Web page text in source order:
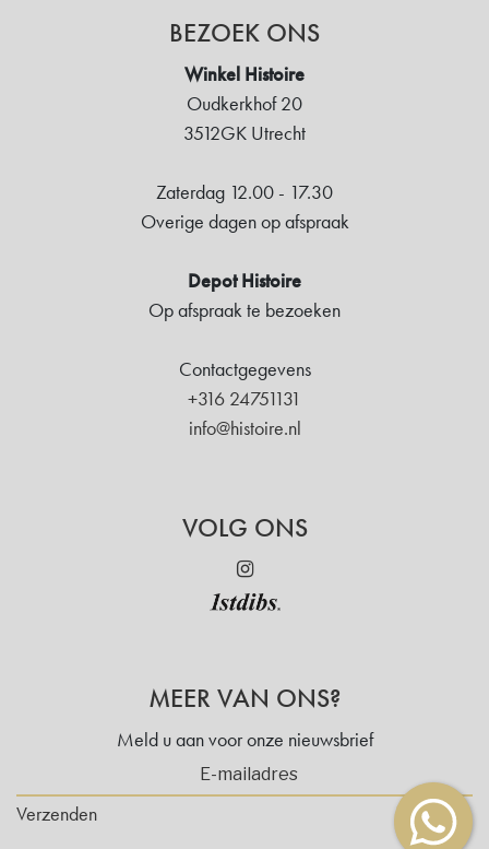
BEZOEK ONS
Winkel Histoire
Oudkerkhof 20
3512GK Utrecht
Zaterdag 12.00 - 17.30
Overige dagen op afspraak
Depot Histoire
Op afspraak te bezoeken
Contactgegevens
+316 24751131
info@histoire.nl
VOLG ONS
MEER VAN ONS?
Meld u aan voor onze nieuwsbrief